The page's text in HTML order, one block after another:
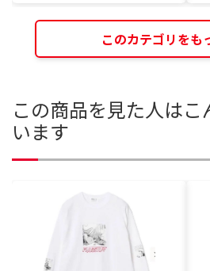
このカテゴリをも
この商品を見た人は
います